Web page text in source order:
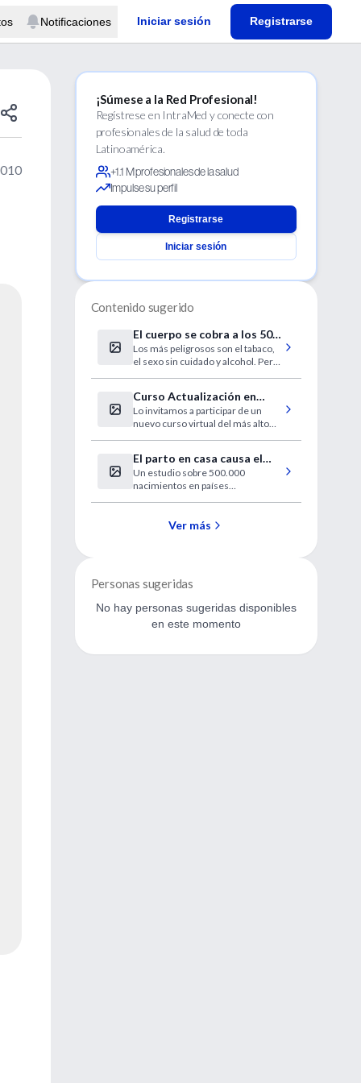
Notificaciones Iniciar sesión Registrarse
¡Súmese a la Red Profesional!
Regístrese en IntraMed y conecte con
profesionales de la salud de toda
Latinoamérica.
+1.1 M profesionales de la salud
Impulse su perfil
Registrarse
Iniciar sesión
Contenido sugerido
El cuerpo se cobra a los 50
años todos los “pecados”
de juventud
Los más peligrosos son el tabaco,
el sexo sin cuidado y alcohol. Pero
Curso Actualización en
Psicofarmacología Clínica
Lo invitamos a participar de un
nuevo curso virtual del más alto
¡Últimas vacantes!
El parto en casa causa el
doble de muertes
neonatales
Un estudio sobre 500.000
nacimientos en países
del nacimiento en el hogar.
Ver más
Personas sugeridas
No hay personas sugeridas disponibles
en este momento